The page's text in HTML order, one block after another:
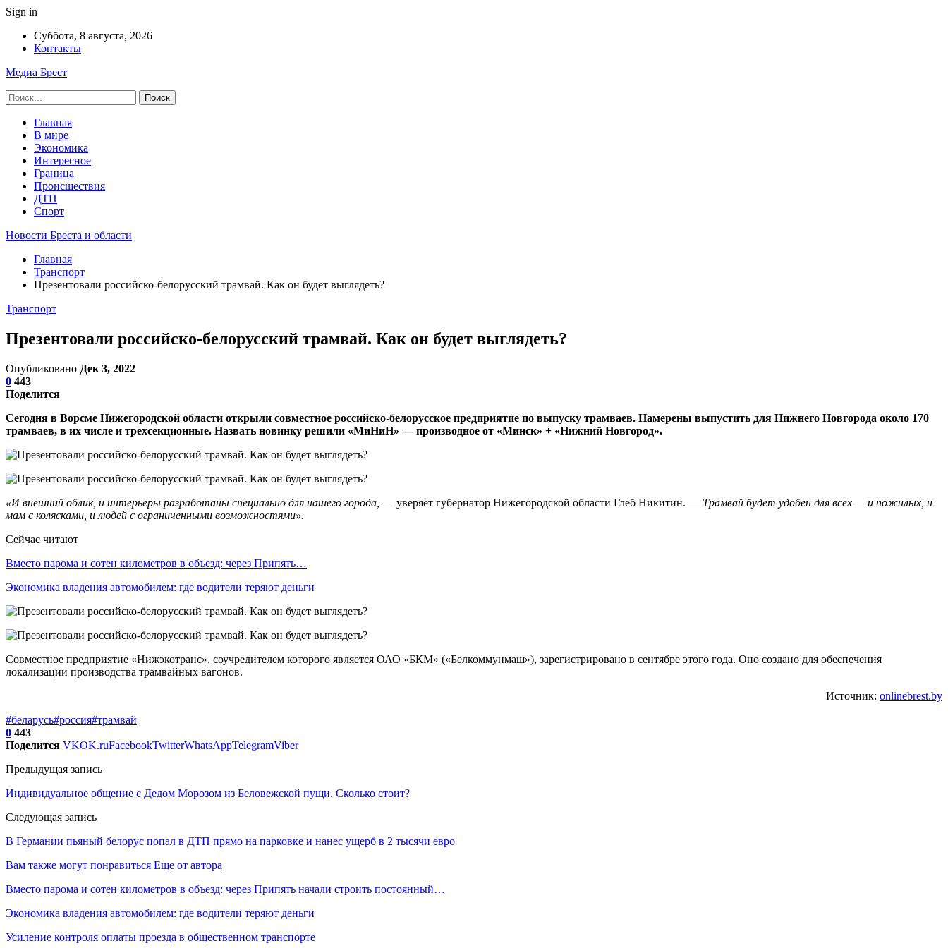
Sign in
Суббота, 8 августа, 2026
Контакты
Медиа Брест
Главная
В мире
Экономика
Интересное
Граница
Происшествия
ДТП
Спорт
Новости Бреста и области
Главная
Транспорт
Презентовали российско-белорусский трамвай. Как он будет выглядеть?
Транспорт
Презентовали российско-белорусский трамвай. Как он будет выглядеть?
Опубликовано Дек 3, 2022
0 443
Поделится
Сегодня в Ворсме Нижегородской области открыли совместное российско-белорусское предприятие по выпуску трамваев. Намерены выпустить для Нижнего Новгорода около 170
трамваев, в их числе и трехсекционные. Назвать новинку решили «МиНиН» — производное от «Минск» + «Нижний Новгород».
«И внешний облик, и интерьеры разработаны специально для нашего города, — уверяет губернатор Нижегородской области Глеб Никитин. — Трамвай будет удобен для всех — и пожилых, и
мам с колясками, и людей с ограниченными возможностями».
Сейчас читают
Вместо парома и сотен километров в объезд: через Припять…
Экономика владения автомобилем: где водители теряют деньги
Совместное предприятие «Нижэкотранс», соучредителем которого является ОАО «БКМ» («Белкоммунмаш»), зарегистрировано в сентябре этого года. Оно создано для обеспечения
локализации производства трамвайных вагонов.
Источник: onlinebrest.by
#беларусь#россия#трамвай
0 443
Поделится VKOK.ruFacebookTwitterWhatsAppTelegramViber
Предыдущая запись
Индивидуальное общение с Дедом Морозом из Беловежской пущи. Сколько стоит?
Следующая запись
В Германии пьяный белорус попал в ДТП прямо на парковке и нанес ущерб в 2 тысячи евро
Вам также могут понравиться Еще от автора
Вместо парома и сотен километров в объезд: через Припять начали строить постоянный…
Экономика владения автомобилем: где водители теряют деньги
Усиление контроля оплаты проезда в общественном транспорте